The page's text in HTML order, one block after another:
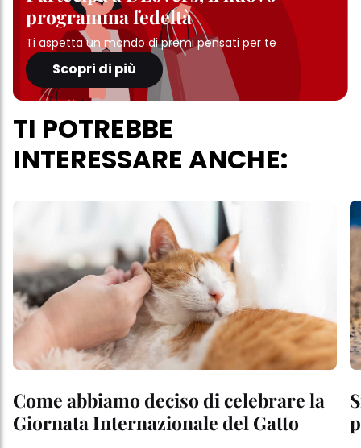
programma fedeltà
Ti aspetta un mondo di premi pensati per te
Scopri di più
TI POTREBBE
INTERESSARE ANCHE:
Come abbiamo deciso di celebrare la
Giornata Internazionale del Gatto